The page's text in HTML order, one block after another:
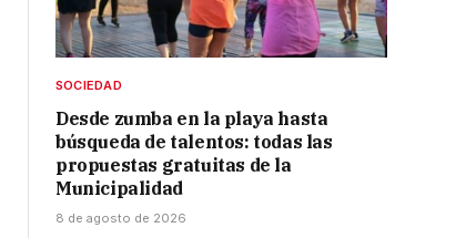
SOCIEDAD
Desde zumba en la playa hasta
búsqueda de talentos: todas las
propuestas gratuitas de la
Municipalidad
8 de agosto de 2026